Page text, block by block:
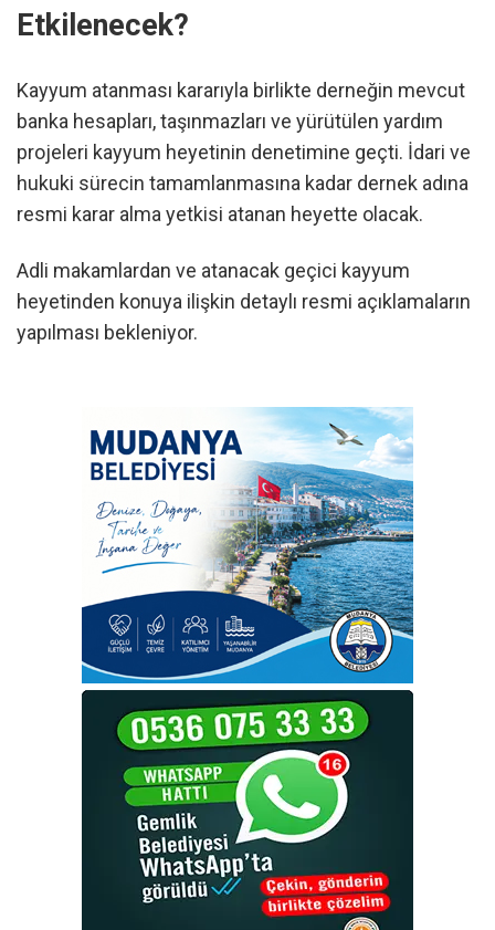
Etkilenecek?
Kayyum atanması kararıyla birlikte derneğin mevcut
banka hesapları, taşınmazları ve yürütülen yardım
projeleri kayyum heyetinin denetimine geçti. İdari ve
hukuki sürecin tamamlanmasına kadar dernek adına
resmi karar alma yetkisi atanan heyette olacak.
Adli makamlardan ve atanacak geçici kayyum
heyetinden konuya ilişkin detaylı resmi açıklamaların
yapılması bekleniyor.